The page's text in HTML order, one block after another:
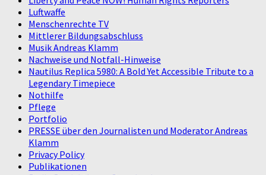
Luftwaffe
Menschenrechte TV
Mittlerer Bildungsabschluss
Musik Andreas Klamm
Nachweise und Notfall-Hinweise
Nautilus Replica 5980: A Bold Yet Accessible Tribute to a
Legendary Timepiece
Nothilfe
Pflege
Portfolio
PRESSE über den Journalisten und Moderator Andreas
Klamm
Privacy Policy
Publikationen